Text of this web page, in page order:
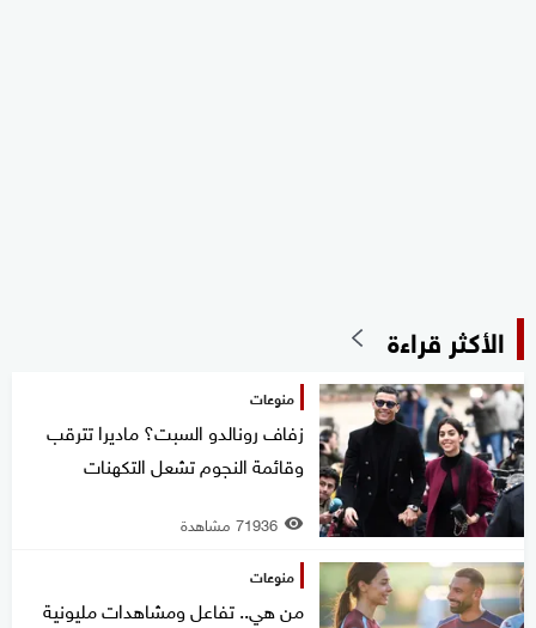
الأكثر قراءة
منوعات
زفاف رونالدو السبت؟ ماديرا تترقب
وقائمة النجوم تشعل التكهنات
71936 مشاهدة
منوعات
من هي.. تفاعل ومشاهدات مليونية